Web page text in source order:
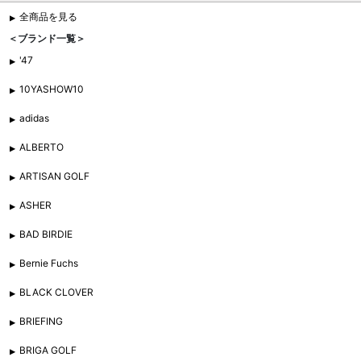
全商品を見る
＜ブランド一覧＞
'47
10YASHOW10
adidas
ALBERTO
ARTISAN GOLF
ASHER
BAD BIRDIE
Bernie Fuchs
BLACK CLOVER
BRIEFING
BRIGA GOLF